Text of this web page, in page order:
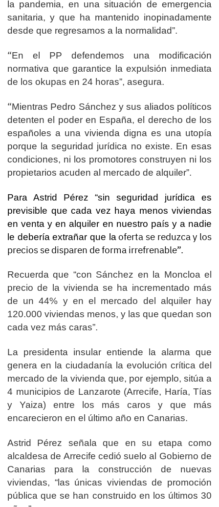
la pandemia, en una situación de emergencia
sanitaria, y que ha mantenido inopinadamente
desde que regresamos a la normalidad”.
“En el PP defendemos una modificación
normativa que garantice laexpulsión inmediata
de los okupas en 24 horas”, asegura.
“Mientras Pedro Sánchez y sus aliados políticos
detenten el poder en España, el derecho de los
españoles a una vivienda digna es una utopía
porque la seguridad jurídica no existe. En esas
condiciones, ni los promotores construyen ni los
propietarios acuden al mercado de alquiler”.
Para Astrid Pérez “sin seguridad jurídica es
previsible que cada vez haya menos viviendas
en venta y en alquiler en nuestro país y a nadie
le debería extrañar que la oferta se reduzca y los
precios se disparen de forma irrefrenable”.
Recuerda que “con Sánchez en la Moncloa el
precio de la vivienda se ha incrementado más
de un 44% y en el mercado del alquiler hay
120.000 viviendas menos, y las que quedan son
cada vez más caras”.
La presidenta insular entiende la alarma que
genera en la ciudadanía la evolución crítica del
mercado de la vivienda que, por ejemplo, sitúa a
4 municipios de Lanzarote (Arrecife, Haría, Tías
y Yaiza) entre los más caros y que más
encarecieron en el último año en Canarias.
Astrid Pérez señala que en su etapa como
alcaldesa de Arrecife cedió suelo al Gobierno de
Canarias para la construcción de nuevas
viviendas, “las únicas viviendas de promoción
pública que se han construido en los últimos 30